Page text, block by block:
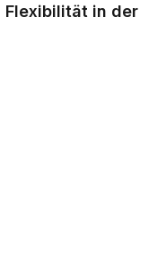
Flexibilität in der